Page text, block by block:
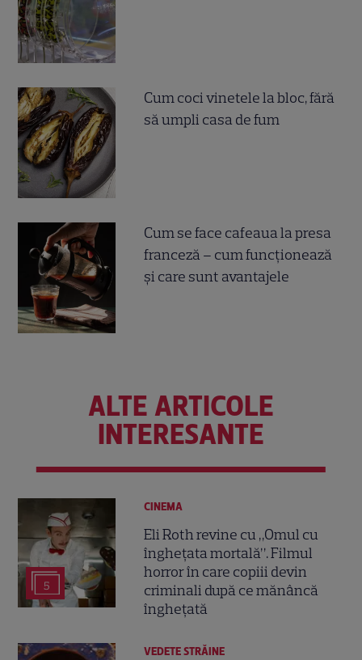
Cum coci vinetele la bloc, fără
să umpli casa de fum
Cum se face cafeaua la presa
franceză – cum funcționează
și care sunt avantajele
ALTE ARTICOLE
INTERESANTE
5
CINEMA
Eli Roth revine cu „Omul cu
înghețata mortală”. Filmul
horror în care copiii devin
criminali după ce mănâncă
înghețată
VEDETE STRĂINE